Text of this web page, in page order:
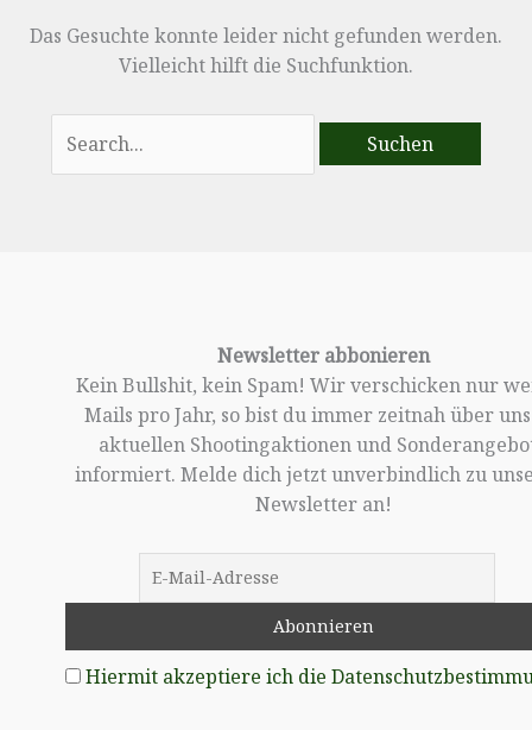
Das Gesuchte konnte leider nicht gefunden werden.
Vielleicht hilft die Suchfunktion.
nach:
Newsletter abbonieren
Kein Bullshit, kein Spam! Wir verschicken nur
Mails pro Jahr, so bist du immer zeitnah über
aktuellen Shootingaktionen und
informiert. Melde dich jetzt unverbindlich zu
Newsletter an!
Hiermit akzeptiere ich die